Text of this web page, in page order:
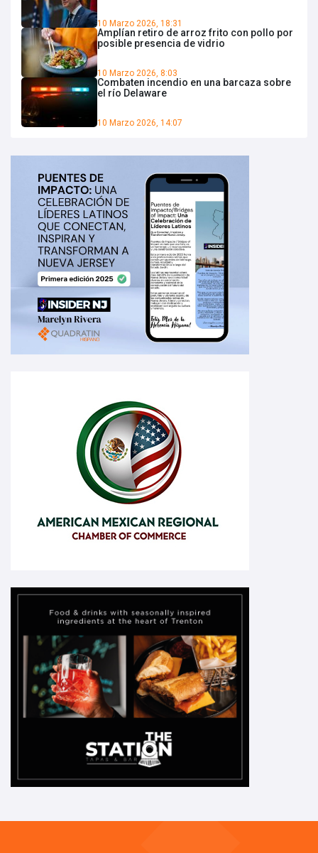
10 Marzo 2026, 18:31
Amplían retiro de arroz frito con pollo por
posible presencia de vidrio
10 Marzo 2026, 8:03
Combaten incendio en una barcaza sobre
el río Delaware
10 Marzo 2026, 14:07